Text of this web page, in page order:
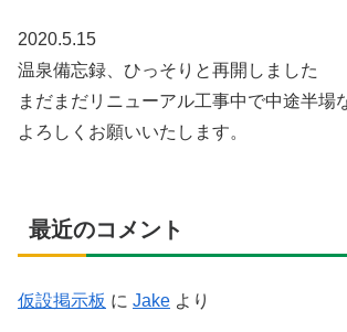
2020.5.15
温泉備忘録、ひっそりと再開しました
まだまだリニューアル工事中で中途半場
よろしくお願いいたします。
最近のコメント
仮設掲示板 に Jake より